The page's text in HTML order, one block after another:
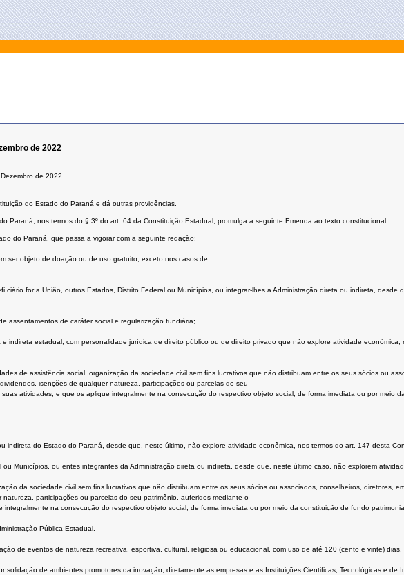
de 2022
de 2022
do Estado do Paraná e dá outras providências.
Paraná, nos termos do § 3º do art. 64 da Constituição Estadual, promulga a seguinte Emenda ao texto constitucional:
do Paraná, que passa a vigorar com a seguinte redação:
ser objeto de doação ou de uso gratuito, exceto nos casos de:
ciário for a União, outros Estados, Distrito Federal ou Municípios, ou integrar-lhes a Administração direta ou indireta,
assentamentos de caráter social e regularização fundiária;
indireta estadual, com personalidade jurídica de direito público ou de direito privado que não explore atividade
de assistência social, organização da sociedade civil sem fins lucrativos que não distribuam entre os seus sócios ou
isenções de qualquer natureza, participações ou parcelas do seu
atividades, e que os aplique integralmente na consecução do respectivo objeto social, de forma imediata ou por
indireta do Estado do Paraná, desde que, neste último, não explore atividade econômica, nos termos do art. 147 desta
Municípios, ou entes integrantes da Administração direta ou indireta, desde que, neste último caso, não explorem
da sociedade civil sem fins lucrativos que não distribuam entre os seus sócios ou associados, conselheiros, diretores,
participações ou parcelas do seu patrimônio, auferidos mediante o
na consecução do respectivo objeto social, de forma imediata ou por meio da constituição de fundo
Pública Estadual.
de eventos de natureza recreativa, esportiva, cultural, religiosa ou educacional, com uso de até 120 (cento e vinte)
de ambientes promotores da inovação, diretamente as empresas e as Instituições Cientificas, Tecnológicas e